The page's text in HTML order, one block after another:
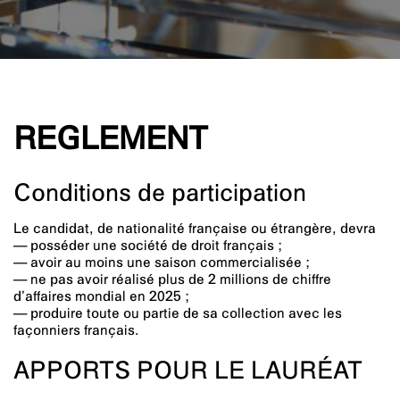
REGLEMENT
Conditions de participation
Le candidat, de nationalité française ou étrangère, devra
— posséder une société de droit français ;
— avoir au moins une saison commercialisée ;
— ne pas avoir réalisé plus de 2 millions de chiffre
d’affaires mondial en 2025 ;
— produire toute ou partie de sa collection avec les
façonniers français.
APPORTS POUR LE LAURÉAT